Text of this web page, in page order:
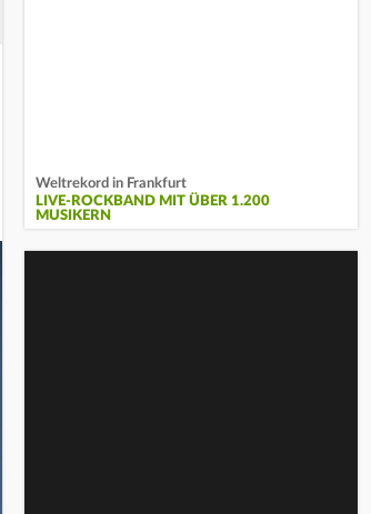
Weltrekord in Frankfurt
LIVE-ROCKBAND MIT ÜBER 1.200
MUSIKERN